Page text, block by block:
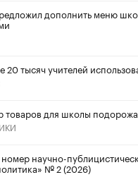
дополнить меню
20 тысяч учителей
для школы
научно-
№ 2 (2026)